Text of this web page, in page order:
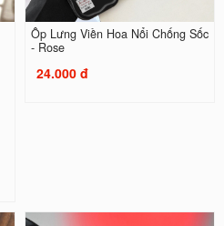
Ốp Lưng Viền Hoa Nổi Chống Sốc
- Rose
24.000 đ